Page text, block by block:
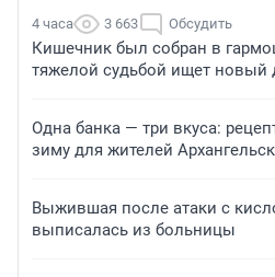
4 часа 3 663 Обсудить
Кишечник был собран в
тяжелой судьбой ищет новый
Одна банка — три вкуса:
зиму для жителей
Выжившая после атаки с
выписалась из больницы